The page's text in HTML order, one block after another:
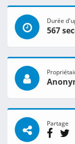
Durée
567
Partage